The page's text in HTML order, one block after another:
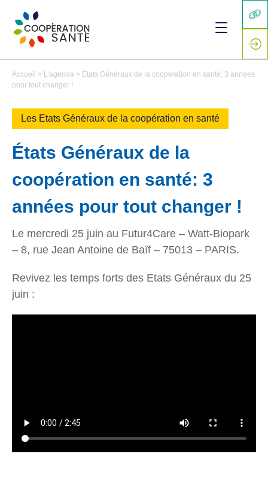
Accueil > L'agenda > États Généraux de la coopération en santé: 3 années
pour tout changer !
Les Etats Généraux de la coopération en santé
États Généraux de la
coopération en santé: 3
années pour tout changer !
Le mercredi 25 juin au Futur4Care – Watt-Biopark
– 8, rue Jean Antoine de Baïf – 75013 – PARIS.
Revivez les temps forts des Etats Généraux du 25
juin :